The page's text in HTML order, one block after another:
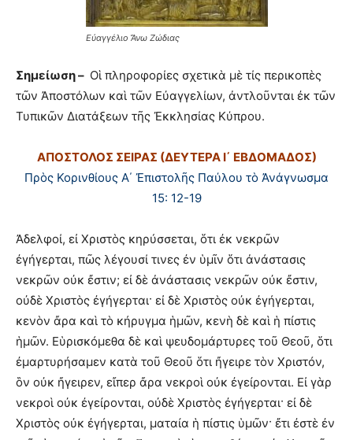
Εὐαγγέλιο Ἄνω Ζώδιας
Σημείωση – Οἱ πληροφορίες σχετικὰ μὲ τίς περικοπὲς
τῶν Ἀποστόλων καὶ τῶν Εὐαγγελίων, ἀντλοῦνται ἐκ τῶν
Τυπικῶν Διατάξεων τῆς Ἐκκλησίας Κύπρου.
ΑΠΟΣΤΟΛΟΣ ΣΕΙΡΑΣ (ΔΕΥΤΕΡΑ Ι΄ ΕΒΔΟΜΑΔΟΣ)
Πρὸς Κορινθίους Α΄ Ἐπιστολῆς Παύλου τὸ Ἀνάγνωσμα
15: 12-19
Ἀδελφοί, εἰ Χριστὸς κηρύσσεται, ὅτι ἐκ νεκρῶν
ἐγήγερται, πῶς λέγουσί τινες ἐν ὑμῖν ὅτι ἀνάστασις
νεκρῶν οὐκ ἔστιν; εἰ δὲ ἀνάστασις νεκρῶν οὐκ ἔστιν,
οὐδὲ Χριστὸς ἐγήγερται· εἰ δὲ Χριστὸς οὐκ ἐγήγερται,
κενὸν ἄρα καὶ τὸ κήρυγμα ἡμῶν, κενὴ δὲ καὶ ἡ πίστις
ἡμῶν. Εὑρισκόμεθα δὲ καὶ ψευδομάρτυρες τοῦ Θεοῦ, ὅτι
ἐμαρτυρήσαμεν κατὰ τοῦ Θεοῦ ὅτι ἤγειρε τὸν Χριστόν,
ὃν οὐκ ἤγειρεν, εἴπερ ἄρα νεκροὶ οὐκ ἐγείρονται. Εἰ γὰρ
νεκροὶ οὐκ ἐγείρονται, οὐδὲ Χριστὸς ἐγήγερται· εἰ δὲ
Χριστὸς οὐκ ἐγήγερται, ματαία ἡ πίστις ὑμῶν· ἔτι ἐστὲ ἐν